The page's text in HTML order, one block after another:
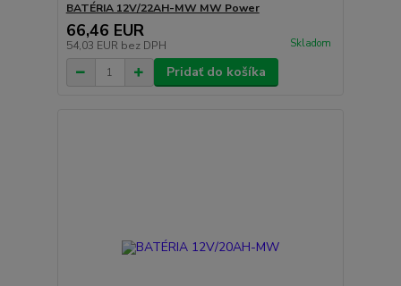
BATÉRIA 12V/22AH-MW MW Power
66,46 EUR
54,03 EUR bez DPH Skladom
Pridať do košíka